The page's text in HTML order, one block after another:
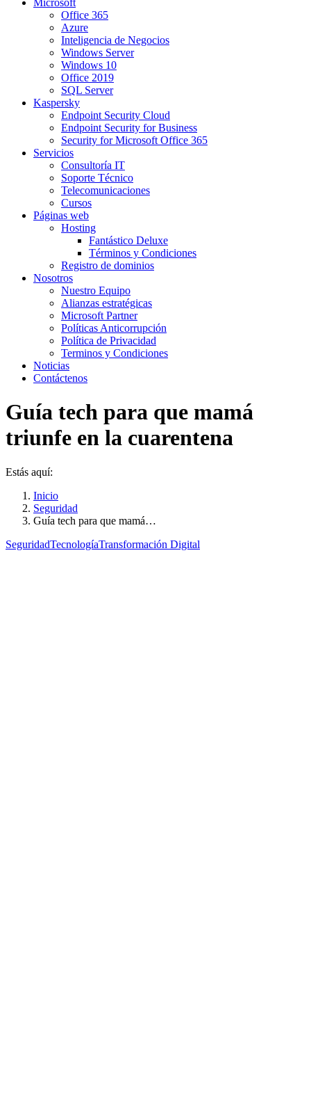
Microsoft
Office 365
Azure
Inteligencia de Negocios
Windows Server
Windows 10
Office 2019
SQL Server
Kaspersky
Endpoint Security Cloud
Endpoint Security for Business
Security for Microsoft Office 365
Servicios
Consultoría IT
Soporte Técnico
Telecomunicaciones
Cursos
Páginas web
Hosting
Fantástico Deluxe
Términos y Condiciones
Registro de dominios
Nosotros
Nuestro Equipo
Alianzas estratégicas
Microsoft Partner
Políticas Anticorrupción
Política de Privacidad
Terminos y Condiciones
Noticias
Contáctenos
Guía tech para que mamá
triunfe en la cuarentena
Estás aquí:
Inicio
Seguridad
Guía tech para que mamá…
SeguridadTecnologíaTransformación Digital